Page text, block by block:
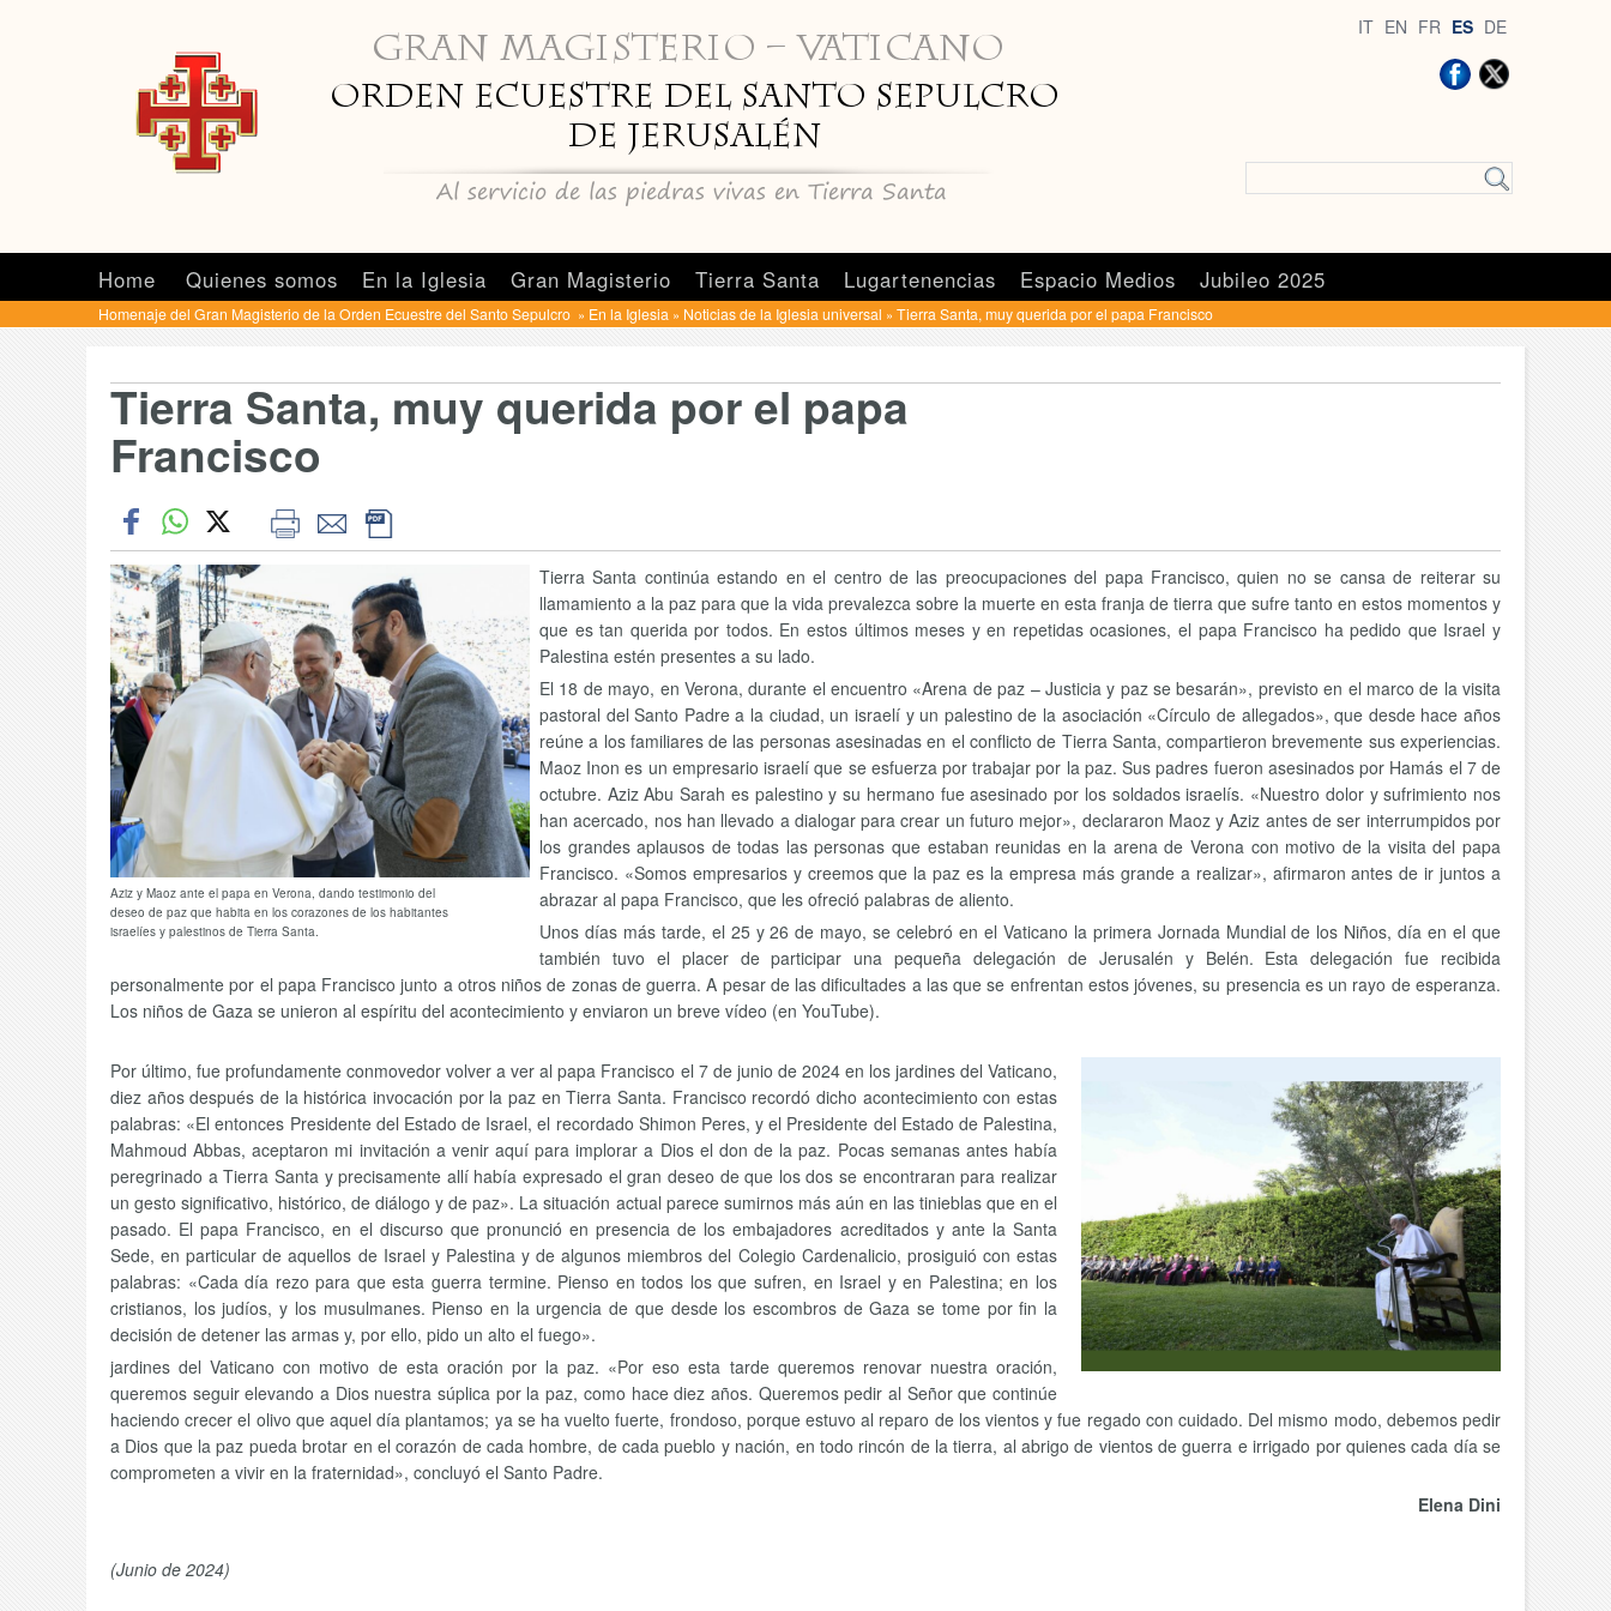
IT EN FR ES DE
Home Quienes somos En la Iglesia Gran Magisterio Tierra Santa Lugartenencias Espacio Medios Jubileo 2025
Homenaje del Gran Magisterio de la Orden Ecuestre del Santo Sepulcro » En la Iglesia » Noticias de la Iglesia universal » Tierra Santa, muy querida por el papa Francisco
Tierra Santa, muy querida por el papa
Francisco
Aziz y Maoz ante el papa en Verona, dando testimonio del
deseo de paz que habita en los corazones de los habitantes
israelíes y palestinos de Tierra Santa.
Tierra Santa continúa estando en el centro de las preocupaciones del papa Francisco, quien no se cansa de reiterar su
llamamiento a la paz para que la vida prevalezca sobre la muerte en esta franja de tierra que sufre tanto en estos momentos y
que es tan querida por todos. En estos últimos meses y en repetidas ocasiones, el papa Francisco ha pedido que Israel y
Palestina estén presentes a su lado.
El 18 de mayo, en Verona, durante el encuentro «Arena de paz – Justicia y paz se besarán», previsto en el marco de la visita
pastoral del Santo Padre a la ciudad, un israelí y un palestino de la asociación «Círculo de allegados», que desde hace años
reúne a los familiares de las personas asesinadas en el conflicto de Tierra Santa, compartieron brevemente sus experiencias.
Maoz Inon es un empresario israelí que se esfuerza por trabajar por la paz. Sus padres fueron asesinados por Hamás el 7 de
octubre. Aziz Abu Sarah es palestino y su hermano fue asesinado por los soldados israelís. «Nuestro dolor y sufrimiento nos
han acercado, nos han llevado a dialogar para crear un futuro mejor», declararon Maoz y Aziz antes de ser interrumpidos por
los grandes aplausos de todas las personas que estaban reunidas en la arena de Verona con motivo de la visita del papa
Francisco. «Somos empresarios y creemos que la paz es la empresa más grande a realizar», afirmaron antes de ir juntos a
abrazar al papa Francisco, que les ofreció palabras de aliento.
Unos días más tarde, el 25 y 26 de mayo, se celebró en el Vaticano la primera Jornada Mundial de los Niños, día en el que
también tuvo el placer de participar una pequeña delegación de Jerusalén y Belén. Esta delegación fue recibida
personalmente por el papa Francisco junto a otros niños de zonas de guerra. A pesar de las dificultades a las que se enfrentan estos jóvenes, su presencia es un rayo de esperanza.
Los niños de Gaza se unieron al espíritu del acontecimiento y enviaron un breve vídeo (en YouTube).
Por último, fue profundamente conmovedor volver a ver al papa Francisco el 7 de junio de 2024 en los jardines del Vaticano,
diez años después de la histórica invocación por la paz en Tierra Santa. Francisco recordó dicho acontecimiento con estas
palabras: «El entonces Presidente del Estado de Israel, el recordado Shimon Peres, y el Presidente del Estado de Palestina,
Mahmoud Abbas, aceptaron mi invitación a venir aquí para implorar a Dios el don de la paz. Pocas semanas antes había
peregrinado a Tierra Santa y precisamente allí había expresado el gran deseo de que los dos se encontraran para realizar
un gesto significativo, histórico, de diálogo y de paz». La situación actual parece sumirnos más aún en las tinieblas que en el
pasado. El papa Francisco, en el discurso que pronunció en presencia de los embajadores acreditados y ante la Santa
Sede, en particular de aquellos de Israel y Palestina y de algunos miembros del Colegio Cardenalicio, prosiguió con estas
palabras: «Cada día rezo para que esta guerra termine. Pienso en todos los que sufren, en Israel y en Palestina; en los
cristianos, los judíos, y los musulmanes. Pienso en la urgencia de que desde los escombros de Gaza se tome por fin la
decisión de detener las armas y, por ello, pido un alto el fuego».
jardines del Vaticano con motivo de esta oración por la paz. «Por eso esta tarde queremos renovar nuestra oración,
queremos seguir elevando a Dios nuestra súplica por la paz, como hace diez años. Queremos pedir al Señor que continúe
haciendo crecer el olivo que aquel día plantamos; ya se ha vuelto fuerte, frondoso, porque estuvo al reparo de los vientos y fue regado con cuidado. Del mismo modo, debemos pedir
a Dios que la paz pueda brotar en el corazón de cada hombre, de cada pueblo y nación, en todo rincón de la tierra, al abrigo de vientos de guerra e irrigado por quienes cada día se
comprometen a vivir en la fraternidad», concluyó el Santo Padre.
Elena Dini
(Junio de 2024)